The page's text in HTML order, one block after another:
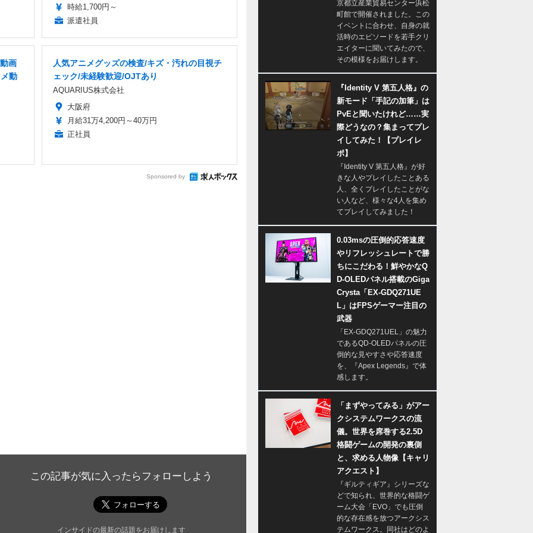
時給1,700円～
派遣社員
画
動
人気アニメグッズの検査/キズ・汚れの目視チ
ェック/未経験歓迎/OJTあり
AQUARIUS株式会社
大阪府
月給31万4,200円～40万円
正社員
Sponsored by
この記事が気に入ったらフォローしよう
インサイドの最新の話題をお届けします
京都立産業貿易センター浜松
町館で開催されました。この
イベントに合わせ、自身の就
活時のエピソードを若手クリ
エイターに聞いてみたので、
その模様をお届けします。
『Identity V 第五人格』の
新モード「手記の加筆」は
PvEと聞いたけれど……実
際どうなの？集まってプレ
イしてみた！【プレイレ
ポ】
『Identity V 第五人格』が好
きな人やプレイしたことある
人、全くプレイしたことがな
い人など、様々な4人を集め
てプレイしてみました！
0.03msの圧倒的応答速度
やリフレッシュレートで勝
ちにこだわる！鮮やかなQ
D-OLEDパネル搭載のGiga
Crysta「EX-GDQ271UE
L」はFPSゲーマー注目の
武器
「EX-GDQ271UEL」の魅力
であるQD-OLEDパネルの圧
倒的な見やすさや応答速度
を、『Apex Legends』で体
感します。
「まずやってみる」がアー
クシステムワークスの流
儀。世界を席巻する2.5D
格闘ゲームの開発の裏側
と、求める人物像【キャリ
アクエスト】
『ギルティギア』シリーズな
どで知られ、世界的な格闘ゲ
ーム大会「EVO」でも圧倒
的な存在感を放つアークシス
テムワークス。同社はどのよ